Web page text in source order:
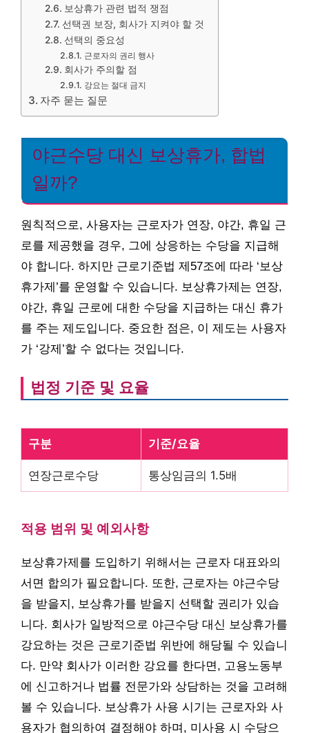
보상휴가 관련 법적 쟁점
선택권 보장, 회사가 지켜야 할 것
선택의 중요성
근로자의 권리 행사
회사가 주의할 점
강요는 절대 금지
자주 묻는 질문
야근수당 대신 보상휴가, 합법
일까?
원칙적으로, 사용자는 근로자가 연장, 야간, 휴일 근
로를 제공했을 경우, 그에 상응하는 수당을 지급해
야 합니다. 하지만 근로기준법 제57조에 따라 ‘보상
휴가제’를 운영할 수 있습니다. 보상휴가제는 연장,
야간, 휴일 근로에 대한 수당을 지급하는 대신 휴가
를 주는 제도입니다. 중요한 점은, 이 제도는 사용자
가 ‘강제’할 수 없다는 것입니다.
법정 기준 및 요율
구분 기준/요율
연장근로수당 통상임금의 1.5배
적용 범위 및 예외사항
보상휴가제를 도입하기 위해서는 근로자 대표와의
서면 합의가 필요합니다. 또한, 근로자는 야근수당
을 받을지, 보상휴가를 받을지 선택할 권리가 있습
니다. 회사가 일방적으로 야근수당 대신 보상휴가를
강요하는 것은 근로기준법 위반에 해당될 수 있습니
다. 만약 회사가 이러한 강요를 한다면, 고용노동부
에 신고하거나 법률 전문가와 상담하는 것을 고려해
볼 수 있습니다. 보상휴가 사용 시기는 근로자와 사
용자가 협의하여 결정해야 하며, 미사용 시 수당으